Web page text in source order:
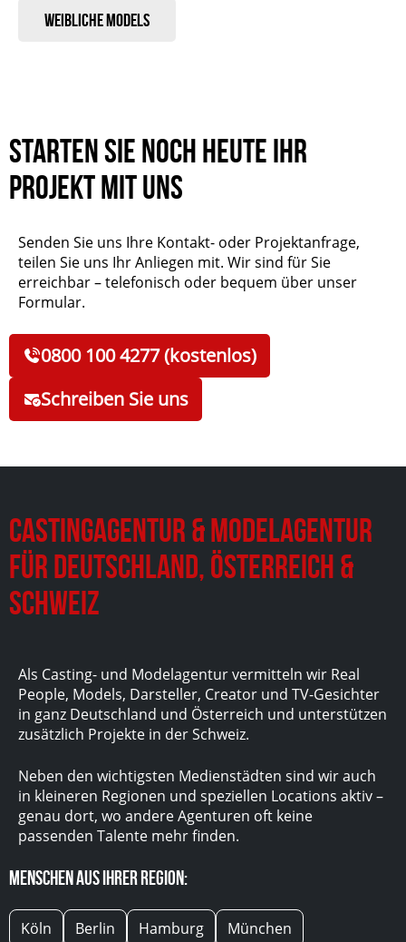
Weibliche Models
Starten Sie noch heute Ihr
Projekt mit uns
Senden Sie uns Ihre Kontakt- oder Projektanfrage,
teilen Sie uns Ihr Anliegen mit. Wir sind für Sie
erreichbar – telefonisch oder bequem über unser
Formular.
0800 100 4277 (kostenlos)
Schreiben Sie uns
Castingagentur & Modelagentur
für Deutschland, Österreich &
Schweiz
Als Casting- und Modelagentur vermitteln wir Real
People, Models, Darsteller, Creator und TV-Gesichter
in ganz Deutschland und Österreich und unterstützen
zusätzlich Projekte in der Schweiz.
Neben den wichtigsten Medienstädten sind wir auch
in kleineren Regionen und speziellen Locations aktiv –
genau dort, wo andere Agenturen oft keine
passenden Talente mehr finden.
Menschen aus Ihrer Region:
Köln Berlin Hamburg
München